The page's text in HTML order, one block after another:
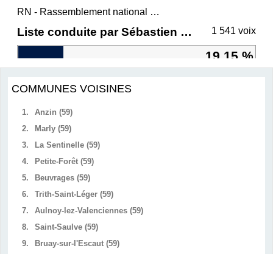
RN - Rassemblement national et ses alliés
Liste conduite par Sébastien CHENU 1 541 voix
19,15 %
COMMUNES VOISINES
1.
Anzin (59)
2.
Marly (59)
3.
La Sentinelle (59)
4.
Petite-Forêt (59)
5.
Beuvrages (59)
6.
Trith-Saint-Léger (59)
7.
Aulnoy-lez-Valenciennes (59)
8.
Saint-Saulve (59)
9.
Bruay-sur-l'Escaut (59)